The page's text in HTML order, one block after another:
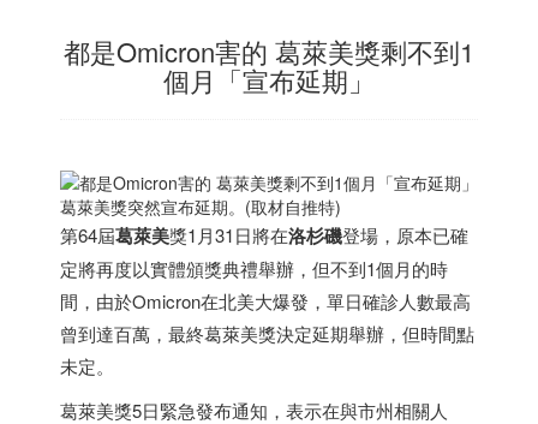
都是Omicron害的 葛萊美獎剩不到1
個月「宣布延期」
葛萊美獎突然宣布延期。(取材自推特)
第64屆葛萊美獎1月31日將在洛杉磯登場，原本已確
定將再度以實體頒獎典禮舉辦，但不到1個月的時
間，由於Omicron在北美大爆發，單日確診人數最高
曾到達百萬，最終葛萊美獎決定延期舉辦，但時間點
未定。
葛萊美獎5日緊急發布通知，表示在與市州相關人